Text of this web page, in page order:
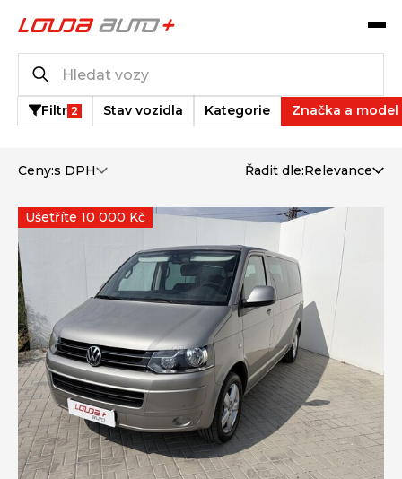
Filtr 2 Stav vozidla Kategorie Značka a model
Ceny:s DPH Řadit dle:Relevance
Ušetříte 10 000 Kč